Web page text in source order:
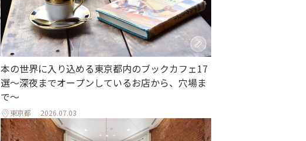
本の世界に入り込める東京都内のブックカフェ17
選～深夜までオープンしているお店から、穴場ま
で～
東京都 2026.07.03